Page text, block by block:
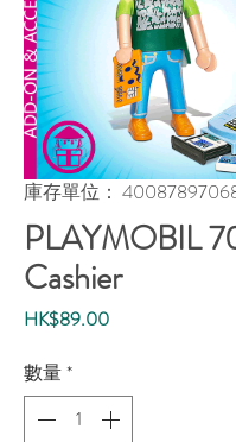
庫存單位：
PLAYMOBIL
Cashier
HK$89.00價
數量*